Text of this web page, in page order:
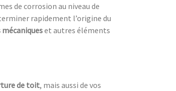
de corrosion au niveau de
rapidement l’origine du
et autres éléments
de toit, mais aussi de vos